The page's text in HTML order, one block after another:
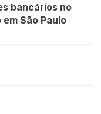
bancários no
São Paulo